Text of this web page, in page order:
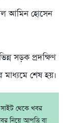
আমিন হোসেন
সড়ক প্রদক্ষিণ
মাধ্যমে শেষ হয়।
সাইট থেকে খবর
নিয়ে আপত্তি বা